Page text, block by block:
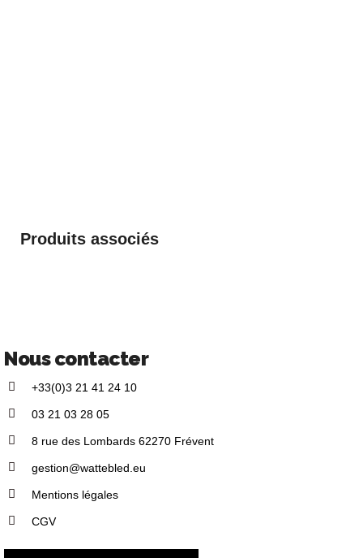
Produits associés
Nous contacter
+33(0)3 21 41 24 10
03 21 03 28 05
8 rue des Lombards 62270 Frévent
gestion@wattebled.eu
Mentions légales
CGV